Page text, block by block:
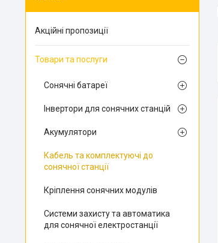
Акційні пропозиції
Товари та послуги
Сонячні батареї
Інвертори для сонячних станцій
Акумулятори
Кабель та комплектуючі до
сонячної станції
Кріплення сонячних модулів
Системи захисту та автоматика
для сонячної електростанції